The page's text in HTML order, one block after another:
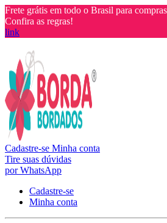
Frete grátis em todo o Brasil para
Confira as regras!
link
Cadastre-se Minha conta
Tire suas dúvidas
por WhatsApp
Cadastre-se
Minha conta